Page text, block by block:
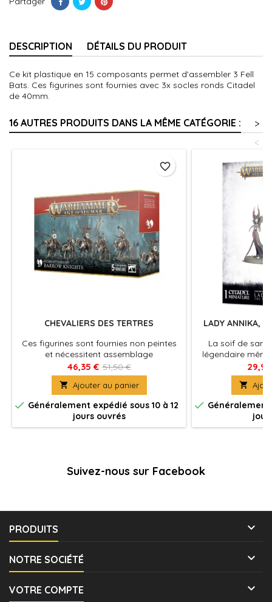
DESCRIPTION DÉTAILS DU PRODUIT
Ce kit plastique en 15 composants permet d'assembler 3 Fell
Bats. Ces figurines sont fournies avec 3x socles ronds Citadel
de 40mm.
16 AUTRES PRODUITS DANS LA MÊME CATÉGORIE :
>
<
CHEVALIERS DES TERTRES
Ces figurines sont fournies non peintes
et nécessitent assemblage
46,35 € 51,50 €
 Ajouter au panier
 Généralement expédié sous 10 à 12
jours ouvrés
favorite_border
LADY ANNIKA,
La soif de
légendaire

 Généralement
Suivez-nous sur Facebook
PRODUITS 
NOTRE SOCIÉTÉ 
VOTRE COMPTE 